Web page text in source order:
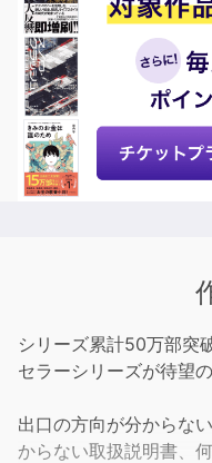
シリーズ累計50万部突
セラーシリーズが待望
出口の方向が分からな
からない取扱説明書、